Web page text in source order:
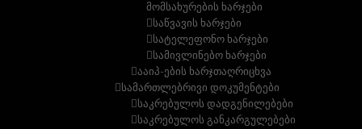
მომსახურების ხარჯები
საწვავის ხარჯები
სატელეფონო ხარჯები
სამივლინებო ხარჯები
ააიპ-ების ხარჯთაღრიცხვა
სამართლებრივი დოკუმენტები
საკრებულოს დადგენილებები
საკრებულოს განკარგულებები